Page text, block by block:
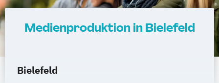
Medienproduktion in Bielefeld
Bielefeld